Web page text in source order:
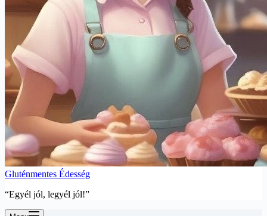
Gluténmentes Édesség
“Egyél jól, legyél jól!”